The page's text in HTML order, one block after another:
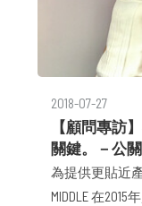
2018-07-27
【顧問專訪
關鍵。－公
為提供更貼近
MIDDLE 在